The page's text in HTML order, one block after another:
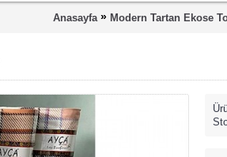
Anasayfa » Modern Tartan Ekose